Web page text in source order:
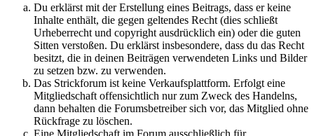
Du erklärst mit der Erstellung eines Beitrags, dass er keine
Inhalte enthält, die gegen geltendes Recht (dies schließt
Urheberrecht und copyright ausdrücklich ein) oder die guten
Sitten verstoßen. Du erklärst insbesondere, dass du das Recht
besitzt, die in deinen Beiträgen verwendeten Links und Bilder
zu setzen bzw. zu verwenden.
Das Strickforum ist keine Verkaufsplattform. Erfolgt eine
Mitgliedschaft offensichtlich nur zum Zweck des Handelns,
dann behalten die Forumsbetreiber sich vor, das Mitglied ohne
Rückfrage zu löschen.
Eine Mitgliedschaft im Forum ausschließlich für